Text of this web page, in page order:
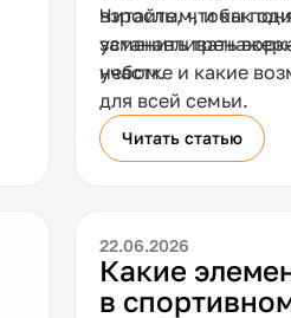
взрослым, и как
заменить
небом.
Читайте, чтобы
устанавливать
участке и какие
для всей семьи.
Читать статью
22.06.2026
Какие
в